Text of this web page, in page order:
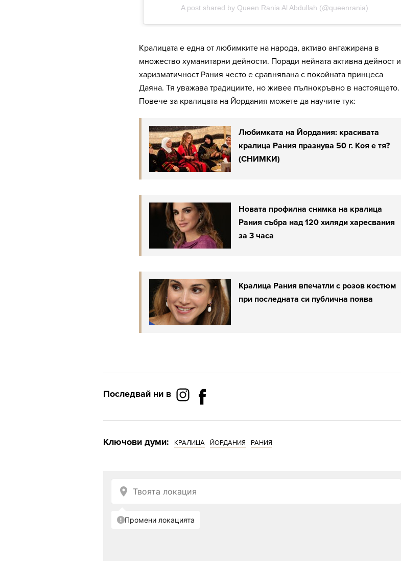
Кралицата е една от любимките на народа, активо ангажирана в
множество хуманитарни дейности. Поради нейната активна дейност и
харизматичност Рания често е сравнявана с покойната принцеса
Даяна. Тя уважава традициите, но живее пълнокръвно в настоящето.
Повече за кралицата на Йордания можете да научите тук:
Любимката на Йордания: красивата
кралица Рания празнува 50 г. Коя е тя?
(СНИМКИ)
Новата профилна снимка на кралица
Рания събра над 120 хиляди харесвания
за 3 часа
Кралица Рания впечатли с розов костюм
при последната си публична поява
Последвай ни в
Ключови думи: КРАЛИЦА ЙОРДАНИЯ РАНИЯ